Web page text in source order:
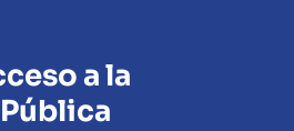
a la